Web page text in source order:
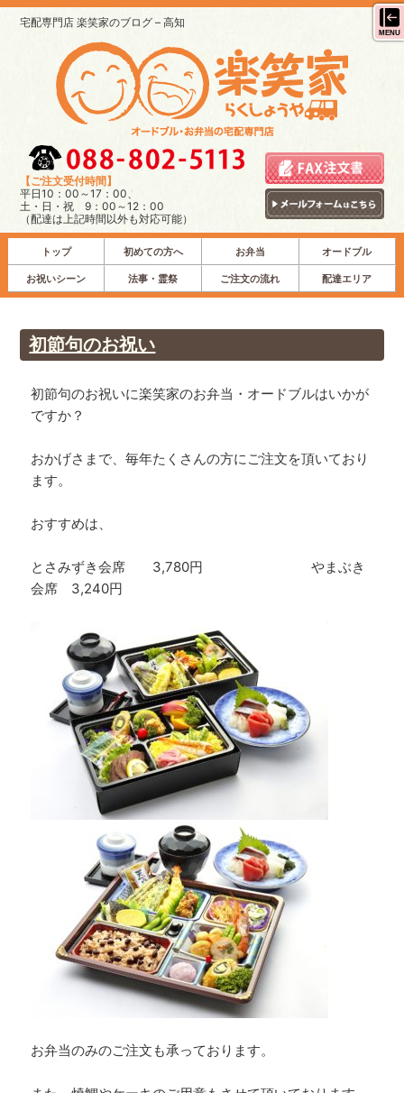
宅配専門店 楽笑家のブログ – 高知
【ご注文受付時間】
平日10：00～17：00、
土・日・祝 9：00～12：00
（配達は上記時間以外も対応可能）
MENU
トップ 初めての方へ お弁当 オードブル
お祝いシーン 法事・霊祭 ご注文の流れ 配達エリア
初節句のお祝い
初節句のお祝いに楽笑家のお弁当・オードブルはいかが
ですか？
おかげさまで、毎年たくさんの方にご注文を頂いており
ます。
おすすめは、
とさみずき会席 3,780円 やまぶき
会席 3,240円
お弁当のみのご注文も承っております。